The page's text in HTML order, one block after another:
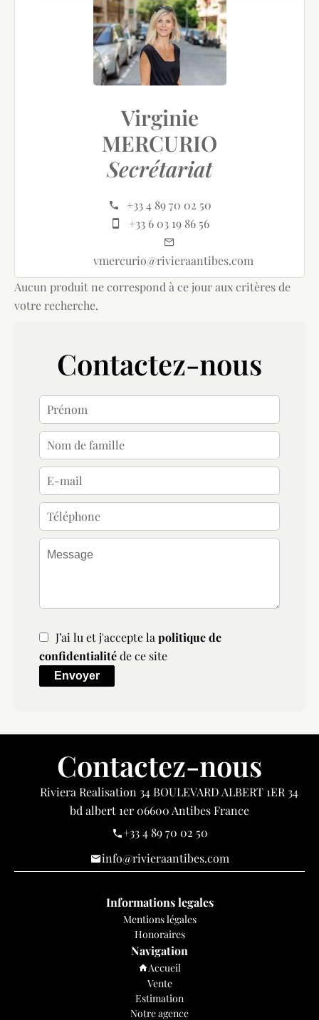
Virginie
MERCURIO
Secrétariat
+33 4 89 70 02 50
+33 6 03 19 86 56
vmercurio@rivieraantibes.com
Aucun produit ne correspond à ce jour aux critères de
votre recherche.
Contactez-nous
J’ai lu et j'accepte la politique de
confidentialitéde ce site
Envoyer
Contactez-nous
Riviera Realisation 34 BOULEVARD ALBERT 1ER 34
bd albert 1er06600 Antibes France
+33 4 89 70 02 50
info@rivieraantibes.com
Informations legales
Mentions légales
Honoraires
Navigation
Accueil
Vente
Estimation
Notre agence